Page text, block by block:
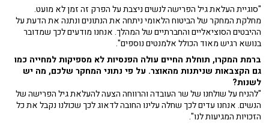
"סוגיית העלאת גיל הפרישה לנשים ניצבת על הפרק זה זמן לא מועט.
מחלקת המחקר של הביטוח הלאומי ניתחה את הנתונים ונתנה את הדעת על
ההיבטים הסוציאליים והחברתיים של המהלך. אנחנו מודעים לכך שמדובר
בנושא רגיש מאוד הכולל אלמנטים נוספים".
ברמת המקרו, תוחלת החיים עולה הפנסיות לא מספיקות למחייה כמו
גם הקצבאות שניתנות מהאוצר. על פי נתוני המחקר שלכם, מה יש
לשנות?
"להניח על שולחנו של שר העובדה והרווחה הצעה להעלאת גיל הפרישה של
הנשים. אנחנו עדים לכך שחלה עלינו החובה לדאוג לכך שכולנו נקבל את כל
הזכויות המגיעות לנו".